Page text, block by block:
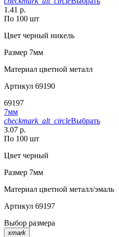
1.41 р.
По 100 шт
Цвет черный никель
Размер 7мм
Материал цветной металл
Артикул 69190
69197
7мм
checkmark_alt_circleВыбрать
3.07 р.
По 100 шт
Цвет черный
Размер 7мм
Материал цветной металл/эмаль
Артикул 69197
Выбор размера
xmark